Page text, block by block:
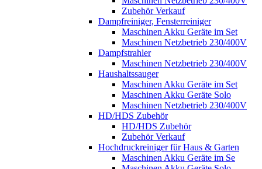
Zubehör Verkauf
Dampfreiniger, Fensterreiniger
Maschinen Akku Geräte im Set
Maschinen Netzbetrieb 230/400V
Dampfstrahler
Maschinen Netzbetrieb 230/400V
Haushaltssauger
Maschinen Akku Geräte im Set
Maschinen Akku Geräte Solo
Maschinen Netzbetrieb 230/400V
HD/HDS Zubehör
HD/HDS Zubehör
Zubehör Verkauf
Hochdruckreiniger für Haus & Garten
Maschinen Akku Geräte im Se